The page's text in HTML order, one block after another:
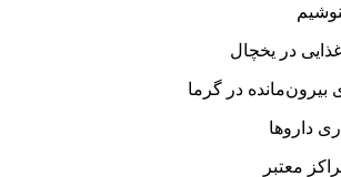
در یخچال
در گرما
داروها
معتبر